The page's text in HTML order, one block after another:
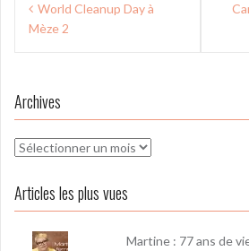
deWorld Cleanup Day à
Mèze 2
Archives
Archives
Articles les plus vues
Martine : 77 ans de